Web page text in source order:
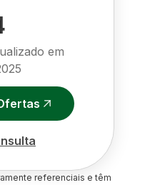
em
referenciais e têm